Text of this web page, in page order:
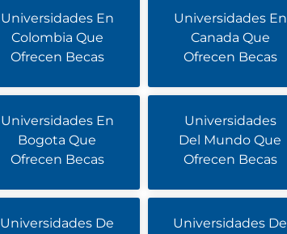
Universidades En
Colombia Que
Ofrecen Becas
Universidades En
Canada Que
Ofrecen Becas
Universidades En
Bogota Que
Ofrecen Becas
Universidades
Del Mundo Que
Ofrecen Becas
Universidades De
Universidades De